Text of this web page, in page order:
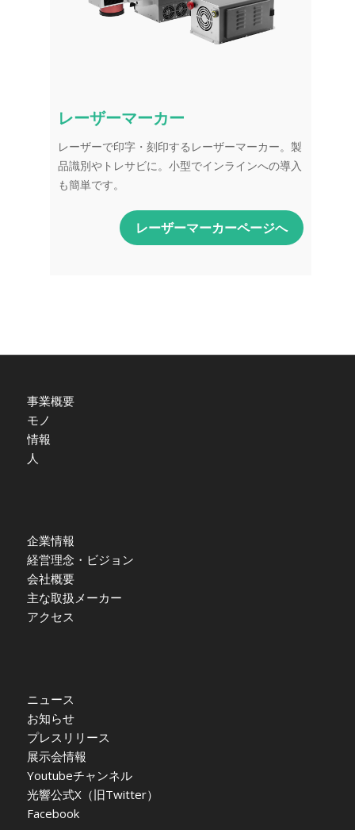
レーザーマーカー
レーザーで印字・刻印するレーザーマーカー。製
品識別やトレサビに。小型でインラインへの導入
も簡単です。
レーザーマーカーページへ
事業概要
モノ
情報
人
企業情報
経営理念・ビジョン
会社概要
主な取扱メーカー
アクセス
ニュース
お知らせ
プレスリリース
展示会情報
Youtubeチャンネル
光響公式X（旧Twitter）
Facebook